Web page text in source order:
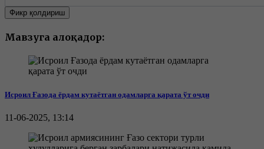
Фикр қолдириш
Мавзуга алоқадор:
Исроил Ғазода ёрдам кутаётган одамларга қарата ўт очди
11-06-2025, 13:14